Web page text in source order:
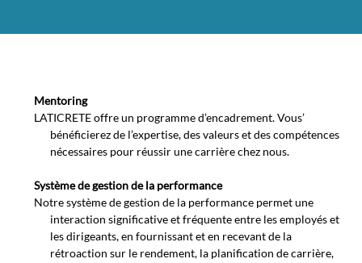
Mentoring
LATICRETE offre un programme d’encadrement. Vous’
bénéficierez de l’expertise, des valeurs et des compétences
nécessaires pour réussir une carrière chez nous.
Système de gestion de la performance
Notre système de gestion de la performance permet une
interaction significative et fréquente entre les employés et
les dirigeants, en fournissant et en recevant de la
rétroaction sur le rendement, la planification de carrière,